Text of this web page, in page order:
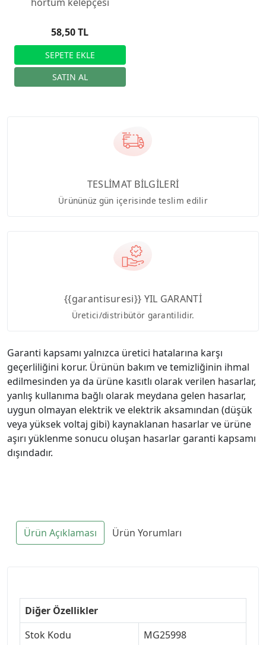
58,50 TL
TESLİMAT BİLGİLERİ
Ürününüz gün içerisinde teslim edilir
{{garantisuresi}} YIL GARANTİ
Üretici/distribütör garantilidir.
Garanti kapsamı yalnızca üretici hatalarına karşı
geçerliliğini korur. Ürünün bakım ve temizliğinin ihmal
edilmesinden ya da ürüne kasıtlı olarak verilen hasarlar,
yanlış kullanıma bağlı olarak meydana gelen hasarlar,
uygun olmayan elektrik ve elektrik aksamından (düşük
veya yüksek voltaj gibi) kaynaklanan hasarlar ve ürüne
aşırı yüklenme sonucu oluşan hasarlar garanti kapsamı
dışındadır.
Ürün Açıklaması Ürün Yorumları
Diğer Özellikler
Stok Kodu
MG25998